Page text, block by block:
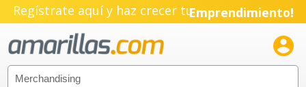
Regístrate aquí y haz crecer tuEmprendimiento!
